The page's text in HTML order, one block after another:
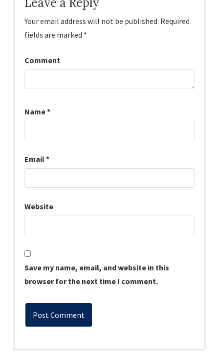
Your email address will not be published. Required
fields are marked *
Comment
Name*
Email*
Website
Save my name, email, and website in this
browser for the next time I comment.